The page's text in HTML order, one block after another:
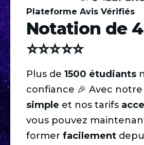
Plateforme Avis Vérifiés
Notation de
⭐️⭐️⭐️⭐️⭐️
Plus de 1500 étudiants
confiance 🎉 Avec
simple et nos tarifs
vous pouvez
former facilement